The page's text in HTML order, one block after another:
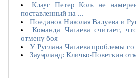
Клаус Петер Коль не
поставленный на ...
Поединок Николая Валуева и
Команда Чагаева считает,
отмену боя
У Руслана Чагаева проблемы со
Зауэрланд: Кличко-Поветкин